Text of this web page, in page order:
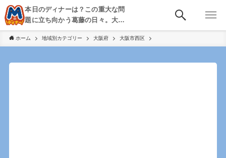
本日のディナーは？この重大な問
題に立ち向かう葛藤の日々。大
阪・京都・神戸を中心とした食べ
歩き、飲み歩きを綴る。
ホーム 地域別カテゴリー 大阪府 大阪市西区